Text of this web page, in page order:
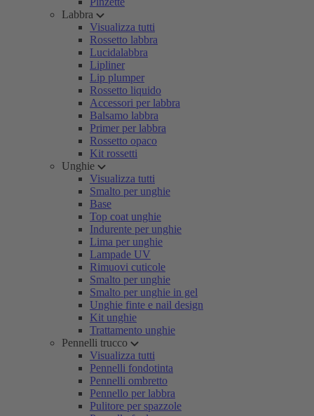
Labbra
Visualizza tutti
Rossetto labbra
Lucidalabbra
Lipliner
Lip plumper
Rossetto liquido
Accessori per labbra
Balsamo labbra
Primer per labbra
Rossetto opaco
Kit rossetti
Unghie
Visualizza tutti
Smalto per unghie
Base
Top coat unghie
Indurente per unghie
Lima per unghie
Lampade UV
Rimuovi cuticole
Smalto per unghie
Smalto per unghie in gel
Unghie finte e nail design
Kit unghie
Trattamento unghie
Pennelli trucco
Visualizza tutti
Pennelli fondotinta
Pennelli ombretto
Pennello per labbra
Pulitore per spazzole